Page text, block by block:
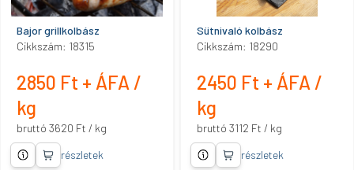
Bajor grillkolbász
Cikkszám: 18315
2850 Ft + ÁFA /
kg
bruttó 3620 Ft / kg
részletek
Sütnivaló kolbász
Cikkszám: 18290
2450 Ft + ÁFA /
kg
bruttó 3112 Ft / kg
részletek